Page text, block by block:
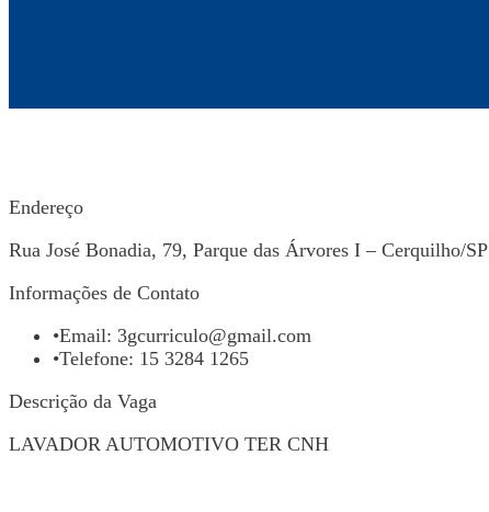
Endereço
Rua José Bonadia, 79, Parque das Árvores I – Cerquilho/SP
Informações de Contato
•Email: 3gcurriculo@gmail.com
•Telefone: 15 3284 1265
Descrição da Vaga
LAVADOR AUTOMOTIVO TER CNH